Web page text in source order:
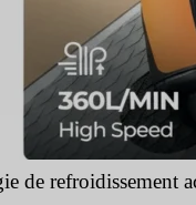
Nombre de mots : 1807
de refroidissement